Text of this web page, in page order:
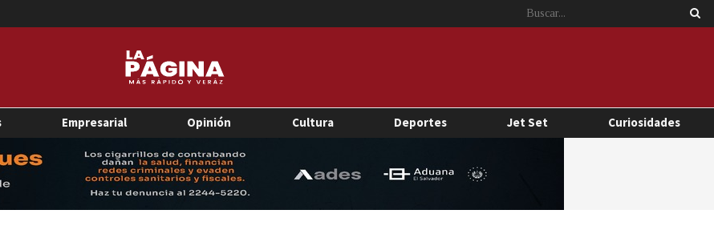
Empresarial Opinión Cultura Deportes Jet Set Curiosidades